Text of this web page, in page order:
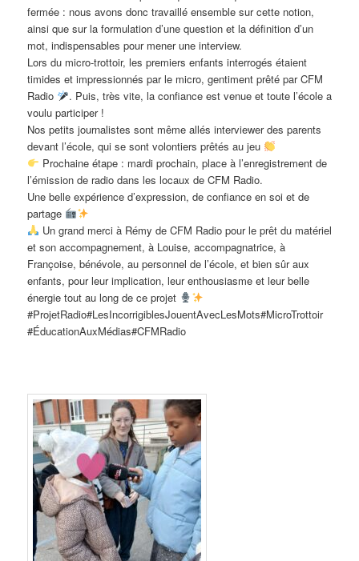
fermée : nous avons donc travaillé ensemble sur cette notion,
ainsi que sur la formulation d’une question et la définition d’un
mot, indispensables pour mener une interview.
Lors du micro-trottoir, les premiers enfants interrogés étaient
timides et impressionnés par le micro, gentiment prêté par CFM
Radio
. Puis, très vite, la confiance est venue et toute l’école a
voulu participer !
Nos petits journalistes sont même allés interviewer des parents
devant l’école, qui se sont volontiers prêtés au jeu
Prochaine étape : mardi prochain, place à l’enregistrement de
l’émission de radio dans les locaux de CFM Radio.
Une belle expérience d’expression, de confiance en soi et de
partage
Un grand merci à Rémy de CFM Radio pour le prêt du matériel
et son accompagnement, à Louise, accompagnatrice, à
Françoise, bénévole, au personnel de l’école, et bien sûr aux
enfants, pour leur implication, leur enthousiasme et leur belle
énergie tout au long de ce projet
#ProjetRadio#LesIncorrigiblesJouentAvecLesMots#MicroTrottoir
#ÉducationAuxMédias#CFMRadio